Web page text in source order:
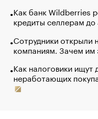
Как банк Wildberries
кредиты селлерам до
Сотрудники открыли
компаниям. Зачем им
Как налоговики ищут
неработающих